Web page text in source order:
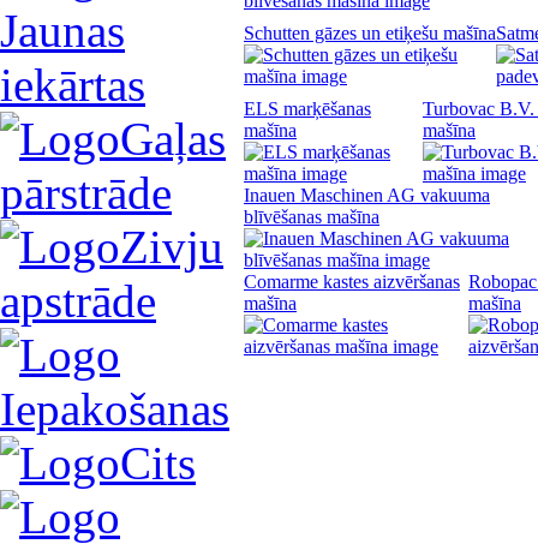
Jaunas
iekārtas
Gaļas
pārstrāde
Zivju
apstrāde
Iepakošanas
Cits
Schutten gāzes un etiķešu mašīna
ELS marķēšanas
mašīna
Turbovac B.V.
mašīna
Inauen Maschinen AG vakuuma
blīvēšanas mašīna
Comarme kastes aizvēršanas
mašīna
mašīna